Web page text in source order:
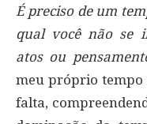
É preciso de um
qual você não se
atos ou
meu próprio
falta,